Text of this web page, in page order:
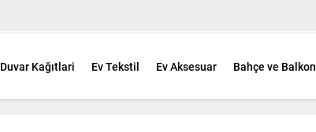
Duvar Kağıtlari Ev Tekstil Ev Aksesuar Bahçe ve Balkon